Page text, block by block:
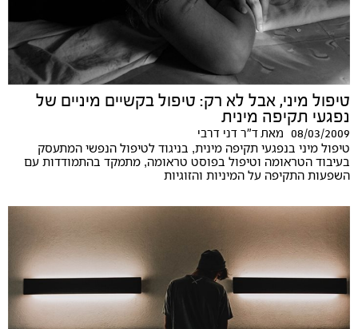
טיפול מיני, אבל לא רק: טיפול בקשיים מיניים של
נפגעי תקיפה מינית
08/03/2009 מאתד"ר דני דרבי
טיפול מיני בנפגעי תקיפה מינית, בניגוד לטיפול הנפשי המתעסק
בעיבוד הטראומה וטיפול בפוסט טראומה, מתמקד בהתמודדות עם
השפעות התקיפה על המיניות והזוגיות